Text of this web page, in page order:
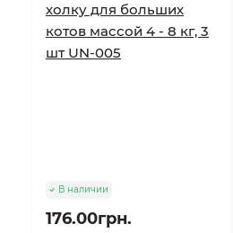
холку для больших
котов массой 4 - 8 кг, 3
шт UN-005
В наличии
176.00грн.